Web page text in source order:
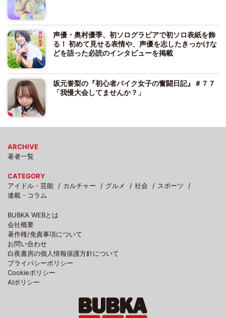
声優・奥村優季、初ソログラビアで初ソロ表紙を飾
る！ 初めて見せる表情や、声優を志したきっかけな
どを語った必読のインタビューを掲載
坂元誉梨の『初心者バイク女子の奮闘日記』＃７７
「我慢大会してませんか？」
ARCHIVE
著者一覧
CATEGORY
アイドル・芸能
カルチャー グルメ 社会
スポーツ
連載・コラム
BUBKA WEBとは
会社概要
著作権/免責事項について
お問い合わせ
白夜書房の個人情報保護方針について
プライバシーポリシー
Cookieポリシー
AIポリシー